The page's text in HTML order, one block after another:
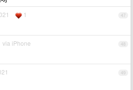
47
1
48
via iPhone
49